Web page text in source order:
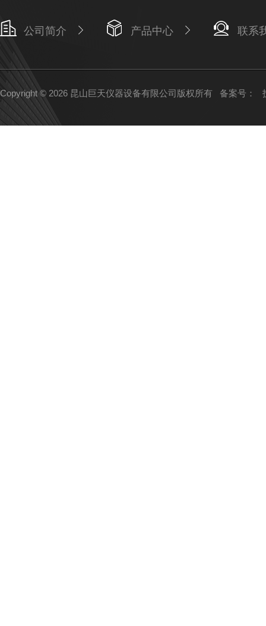
公司简介 产品中心 联系
Copyright © 2026 昆山巨天仪器设备有限公司版权所有 备案号：